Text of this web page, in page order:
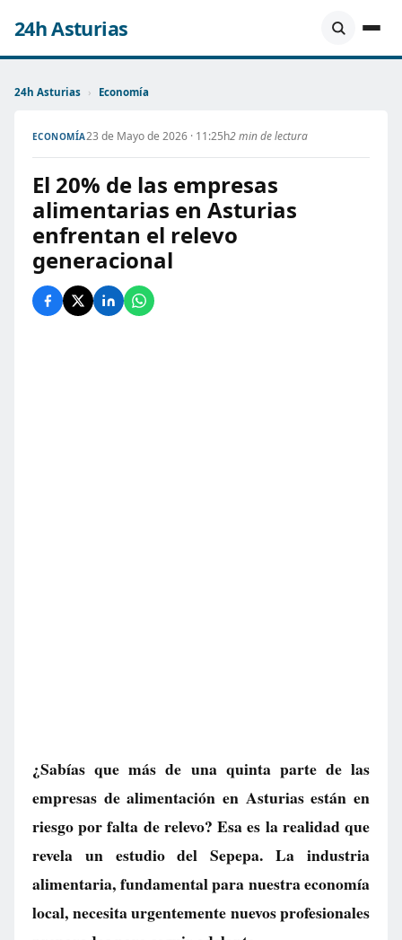
24h Asturias
24h Asturias › Economía
ECONOMÍA23 de Mayo de 2026 · 11:25h2 min de lectura
El 20% de las empresas
alimentarias en Asturias
enfrentan el relevo
generacional
¿Sabías que más de una quinta parte de las
empresas de alimentación en Asturias están en
riesgo por falta de relevo? Esa es la realidad que
revela un estudio del Sepepa. La industria
alimentaria, fundamental para nuestra economía
local, necesita urgentemente nuevos profesionales